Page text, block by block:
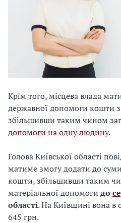
Крім того, місцева влада
державної допомоги кошти
збільшивши таким чином
допомоги на одну людину.
Голова Київської області
матиме змогу додати до
кошти, збільшивши таким
матеріальної допомоги до
області. На Київщині вона в
645 грн.